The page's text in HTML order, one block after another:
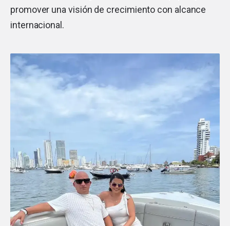
promover una visión de crecimiento con alcance
internacional.